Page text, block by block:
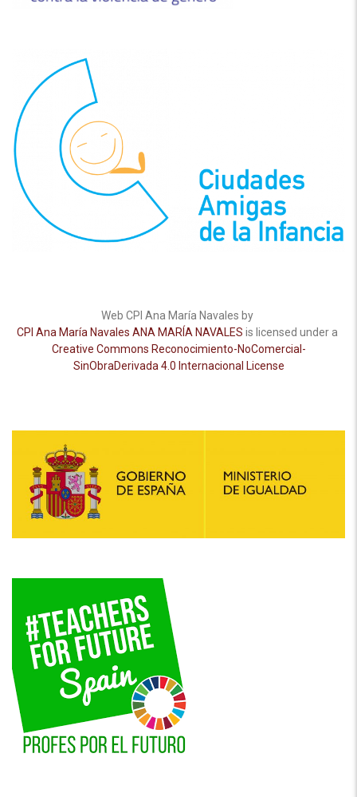
Web CPI Ana María Navales by
CPI Ana María Navales ANA MARÍA NAVALES is licensed under a
Creative Commons Reconocimiento-NoComercial-
SinObraDerivada 4.0 Internacional License